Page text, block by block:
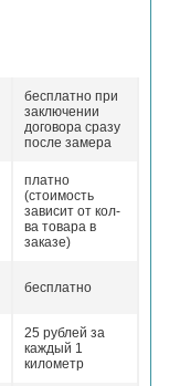
бесплатно при
заключении
договора сразу
после замера
платно
(стоимость
зависит от кол-
ва товара в
заказе)
бесплатно
25 рублей за
каждый 1
километр